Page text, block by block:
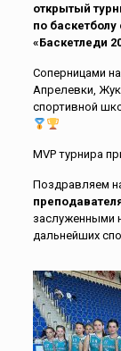
открытый
по
«Баскетледи
Соперницами
Апрелевки,
спортивной
MVP турнира
Поздравляем
заслуженными
дальнейших